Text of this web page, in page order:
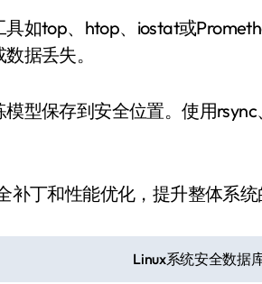
如top、htop、iostat或
据丢失。
型保存到安全位置。使用rsync
丁和性能优化，提升整体系统
Linux系统安全数据